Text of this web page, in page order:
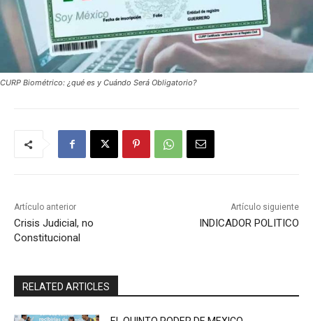
CURP Biométrico: ¿qué es y Cuándo Será Obligatorio?
Artículo anterior
Crisis Judicial, no
Constitucional
Artículo siguiente
INDICADOR POLITICO
RELATED ARTICLES